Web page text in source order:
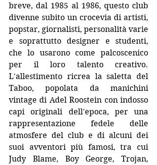
breve, dal 1985 al 1986, questo club
divenne subito un crocevia di artisti,
popstar, giornalisti, personalità varie
e soprattutto designer e studenti,
che lo usarono come palcoscenico
per il loro talento creativo.
L'allestimento ricrea la saletta del
Taboo, popolata da manichini
vintage di Adel Roostein con indosso
capi originali dell'epoca, per una
rappresentazione fedele delle
atmosfere del club e di alcuni dei
suoi avventori più famosi, tra cui
Judy Blame, Boy George, Trojan,